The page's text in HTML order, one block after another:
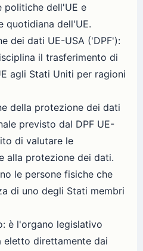
politiche dell'UE e
quotidiana dell'UE.
dei dati UE-USA ('DPF'):
il trasferimento di
agli Stati Uniti per ragioni
della protezione dei dati
previsto dal DPF UE-
di valutare le
alla protezione dei dati.
le persone fisiche che
di uno degli Stati membri
è l'organo legislativo
eletto direttamente dai